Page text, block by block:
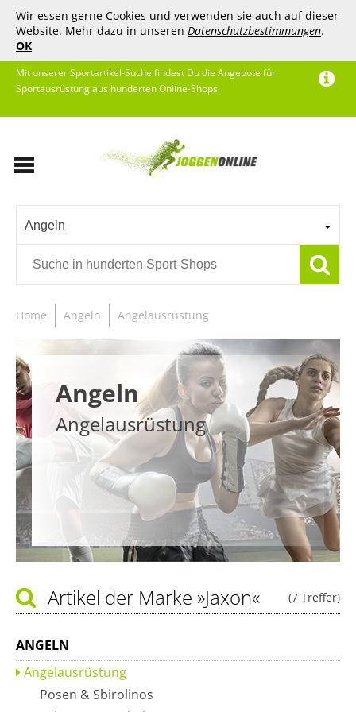
Wir essen gerne Cookies und verwenden sie auch auf dieser
Website. Mehr dazu in unseren Datenschutzbestimmungen.
OK
Mit unserer Sportartikel-Suche findest Du die Angebote für
Sportausrüstung aus hunderten Online-Shops.
Angeln
Home Angeln Angelausrüstung
Angeln
Angelausrüstung
(7 Treffer)
Artikel der Marke »Jaxon«
ANGELN
Angelausrüstung
Posen & Sbirolinos